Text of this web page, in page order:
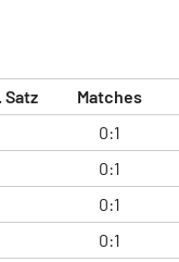
Satz Matches
0:1
0:1
0:1
0:1